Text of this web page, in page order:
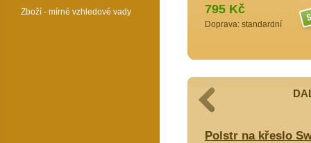
795 Kč
Doprava: standardní
Polstr na křeslo
Zboží - mírné vzhledové vady